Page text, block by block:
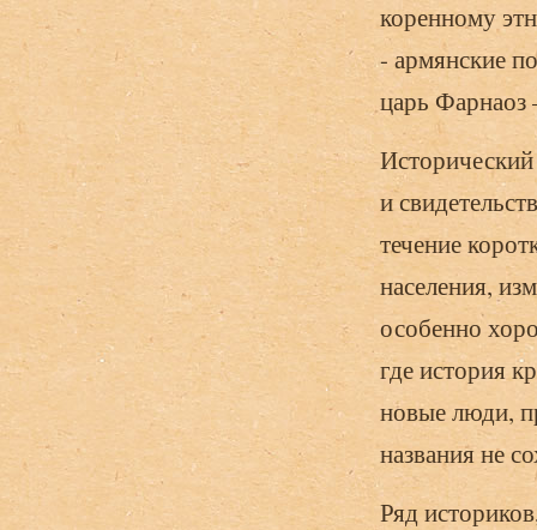
коренному
- армянские
царь Фарнаоз
и
течение
населения,
особенно
где история
новые люди,
названия не
Ряд